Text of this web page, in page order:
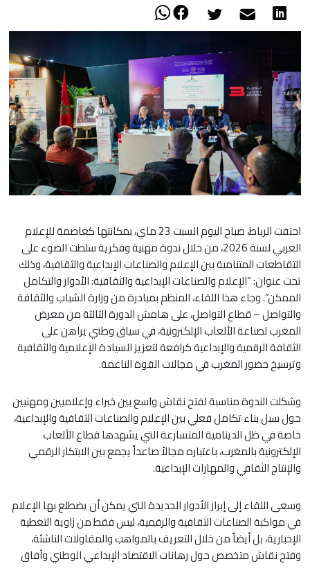
احتفت الرباط، صباح اليوم السبت 23 ماي، بمكانتها كعاصمة للإعلام
العربي لسنة 2026، من خلال ندوة مهنية وفكرية سلطت الضوء على
التقاطعات المتنامية بين الإعلام والصناعات الإبداعية والثقافية، وذلك
تحت عنوان: “الإعلام والصناعات الإبداعية والثقافية: الأدوار والتكامل
الممكن”. وجاء هذا اللقاء، المنظم بمبادرة من وزارة الشباب والثقافة
والتواصل – قطاع التواصل، على هامش الدورة الثالثة من معرض
المغرب لصناعة الألعاب الإلكترونية، في سياق وطني يراهن على
الثقافة الرقمية والإبداعية كرافعة لتعزيز السيادة الإعلامية والثقافية
وترسيخ حضور المغرب في مجالات القوة الناعمة.
وشكلت الندوة مناسبة لفتح نقاش واسع بين خبراء وإعلاميين ومهنيين
حول سبل بناء تكامل فعلي بين الإعلام والصناعات الثقافية والإبداعية،
خاصة في ظل الدينامية المتسارعة التي يشهدها قطاع الألعاب
الإلكترونية بالمغرب، باعتباره مجالاً صاعداً يجمع بين الابتكار الرقمي
والإنتاج الثقافي والمهارات الإبداعية.
وسعى اللقاء إلى إبراز الأدوار الجديدة التي يمكن أن يضطلع بها الإعلام
في مواكبة الصناعات الثقافية والرقمية، ليس فقط من زاوية التغطية
الإخبارية، بل أيضاً من خلال التعريف بالمواهب والمقاولات الناشئة،
وفتح نقاش متخصص حول رهانات الاقتصاد الإبداعي الوطني وآفاق